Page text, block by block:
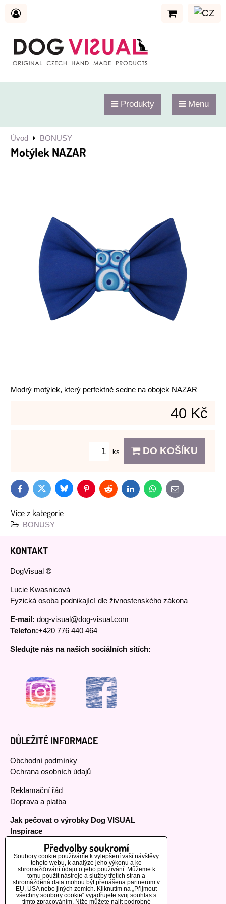
Produkty Menu
Úvod BONUSY
Motýlek NAZAR
Modrý motýlek, který perfektně sedne na obojek NAZAR
40 Kč
ks DO KOŠÍKU
FacebookTwitter BlueskyPinterestReddit LinkedInWhatsApp
E-
mail
Více z kategorie
BONUSY
KONTAKT
DogVisual ®
Lucie Kwasnicová
Fyzická osoba podnikající dle živnostenského zákona
E-mail: dog-visual@dog-visual.com
Telefon:+420 776 440 464
Sledujte nás na našich sociálních sítích:
DŮLEŽITÉ INFORMACE
Obchodní podmínky
Ochrana osobních údajů
Reklamační řád
Doprava a platba
Jak pečovat o výrobky Dog VISUAL
Inspirace
MOHLO BY VÁS ZAJÍMAT
Naši zákazníci
Předvolby soukromí
Soubory cookie používáme k vylepšení vaší návštěvy
tohoto webu, k analýze jeho výkonu a ke
shromažďování údajů o jeho používání. Můžeme k
tomu použít nástroje a služby třetích stran a
shromážděná data mohou být přenášena partnerům v
EU, USA nebo jiných zemích. Kliknutím na „Přijmout
všechny soubory cookie“ vyjadřujete svůj souhlas s
tímto zpracováním. Níže můžete najít podrobné